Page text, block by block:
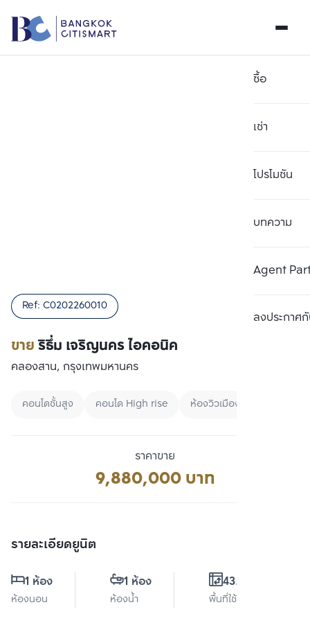
ซื้อ
เช่า
โปรโมชัน
บทความ
Agent
ลงประกาศกั
ขายริธึ่ม เจริญนคร ไอคอนิค
Ref: C0202260010
คลองสาน, กรุงเทพมหานคร
คอนโดชั้นสูง คอนโด High rise ห้องวิวเมือง
ราคาขาย
9,880,000 บาท
รายละเอียดยูนิต
1 ห้อง
ห้องนอน
1 ห้อง
ห้องน้ำ
43.5 ตร.ม.
พื้นที่ใช้สอย
เปรียบเทียบ